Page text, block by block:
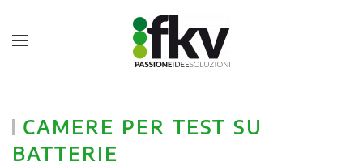
CAMERE PER TEST SU
BATTERIE